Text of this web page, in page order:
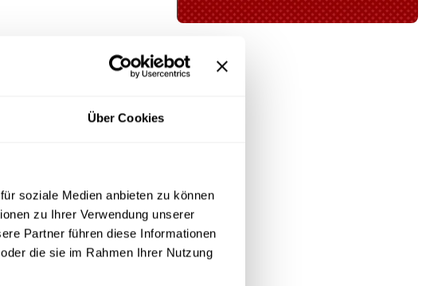
Über Cookies
soziale Medien anbieten zu können
zu Ihrer Verwendung unserer
Partner führen diese Informationen
die sie im Rahmen Ihrer Nutzung
(Timer) behält Ihr
Die kompakten
Belastungen in
für einen stets
in bewährte
Betriebskosten durch
Schwer entflammbar